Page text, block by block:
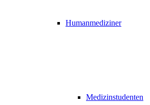
Humanmediziner
Medizinstudenten